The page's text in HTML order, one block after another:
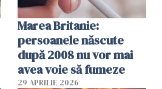
Marea Britanie:
persoanele născute
după 2008 nu vor mai
avea voie să fumeze
29 APRILIE 2026